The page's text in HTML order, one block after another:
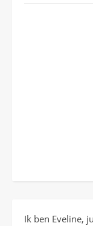
Ik ben Eveline,